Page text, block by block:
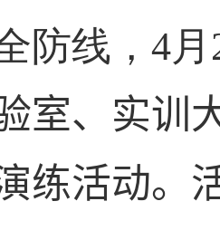
防线， 4月
室、实训
练活动。